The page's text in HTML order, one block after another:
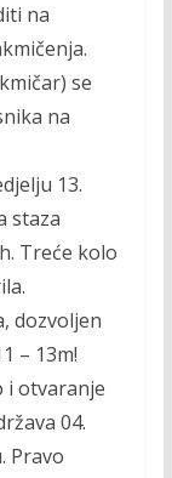
na
se
na
13.
staza
Treće kolo
dozvoljen
– 13m!
i otvaranje
04.
Pravo